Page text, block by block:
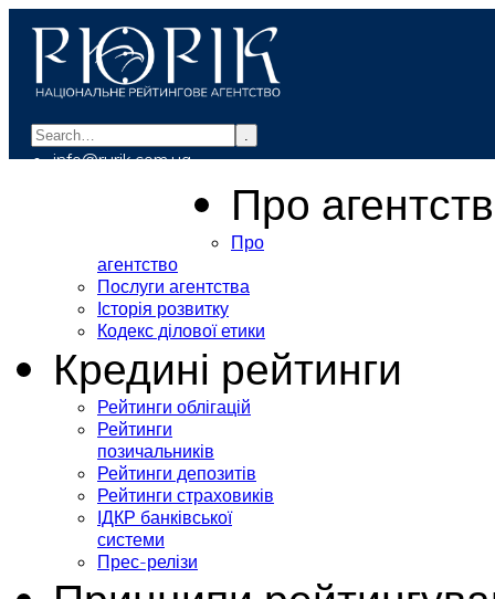
.
info@rurik.com.ua
Про
Про
агентство
Послуги агентства
Історія розвитку
Кодекс ділової етики
Кредині рейтинги
Рейтинги облігацій
Рейтинги
позичальників
Рейтинги депозитів
Рейтинги страховиків
ІДКР банківської
системи
Прес-релізи